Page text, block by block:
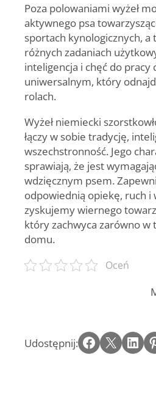
Poza polowaniami wyżeł
aktywnego psa
sportach kynologicznych, a
różnych zadaniach
inteligencja i chęć do pracy
uniwersalnym, który
rolach.
Wyżeł niemiecki
łączy w sobie tradycję,
wszechstronność. Jego
sprawiają, że jest
wdzięcznym psem.
odpowiednią opiekę, ruch i
zyskujemy wiernego
który zachwyca zarówno w
domu.
Oceń
Udostępnij: Share on Facebook Email this Page Share on LinkedIn Share on Pinterest